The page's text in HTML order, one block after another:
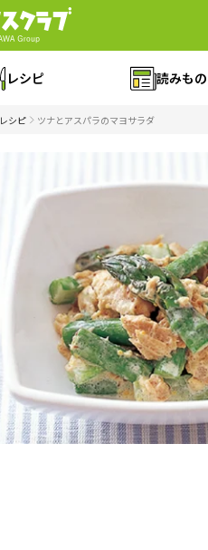
レシピ 読みもの
レシピ ツナとアスパラのマヨサラダ